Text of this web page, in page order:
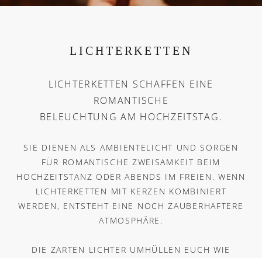
LICHTERKETTEN
LICHTERKETTEN SCHAFFEN EINE
ROMANTISCHE
BELEUCHTUNG AM HOCHZEITSTAG.
SIE DIENEN ALS AMBIENTELICHT UND SORGEN
FÜR ROMANTISCHE ZWEISAMKEIT BEIM
HOCHZEITSTANZ ODER ABENDS IM FREIEN. WENN
LICHTERKETTEN MIT KERZEN KOMBINIERT
WERDEN, ENTSTEHT EINE NOCH ZAUBERHAFTERE
ATMOSPHÄRE.
DIE ZARTEN LICHTER UMHÜLLEN EUCH WIE